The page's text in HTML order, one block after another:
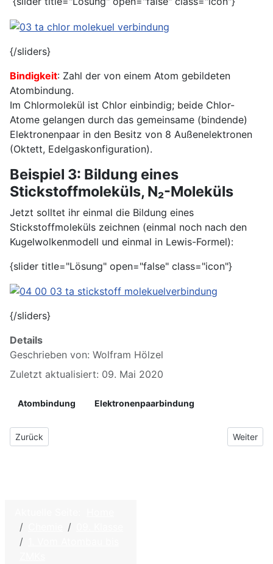
{/sliders}
Bindigkeit: Zahl der von einem Atom gebildeten
Atombindung.
Im Chlormolekül ist Chlor einbindig; beide Chlor-
Atome gelangen durch das gemeinsame (bindende)
Elektronenpaar in den Besitz von 8 Außenelektronen
(Oktett, Edelgaskonfiguration).
Beispiel 3: Bildung eines
Stickstoffmoleküls, N₂-Moleküls
Jetzt solltet ihr einmal die Bildung eines
Stickstoffmoleküls zeichnen (einmal noch nach den
Kugelwolkenmodell und einmal in Lewis-Formel):
{slider title="Lösung" open="false" class="icon"}
{/sliders}
Details
Geschrieben von: Wolfram Hölzel
Zuletzt aktualisiert: 09. Mai 2020
Atombindung Elektronenpaarbindung
Vorheriger Beitrag: 3 Edelgasregel (Oktettregel)
Zurück Nächster
Weiter